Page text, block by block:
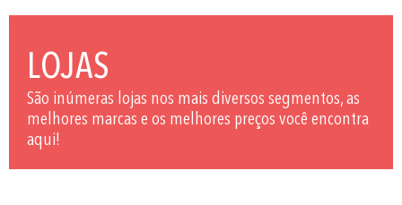
LOJAS
São inúmeras lojas nos mais diversos segmentos, as
melhores marcas e os melhores preços você encontra
aqui!